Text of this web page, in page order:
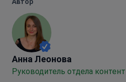
Анна Леонова
Анна Леонова
Руководитель отдела